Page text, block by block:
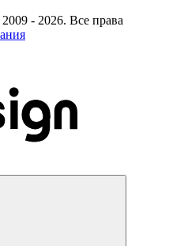
- 2026. Все права